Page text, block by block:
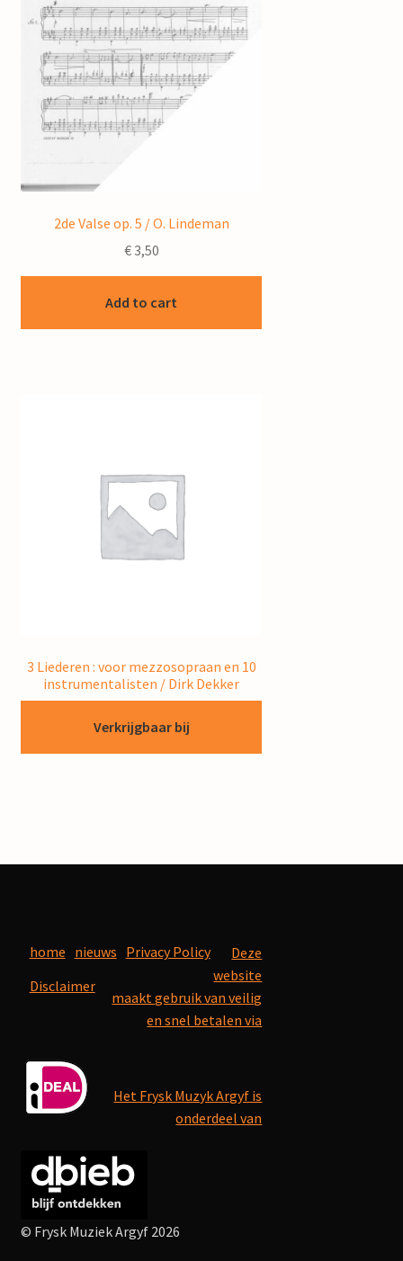
2de Valse op. 5 / O. Lindeman
€3,50
Add to cart
3 Liederen : voor mezzosopraan en 10
instrumentalisten / Dirk Dekker
Verkrijgbaar bij
home nieuws Privacy Policy
Disclaimer
Deze
website
maakt gebruik van veilig
en snel betalen via
Het Frysk Muzyk Argyf is
onderdeel van
© Frysk Muziek Argyf 2026